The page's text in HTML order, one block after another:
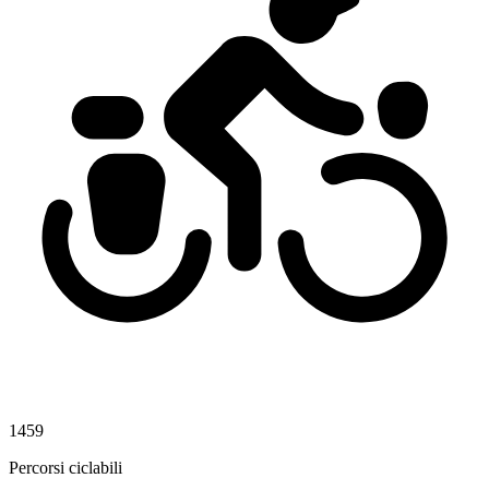
1459
Percorsi ciclabili